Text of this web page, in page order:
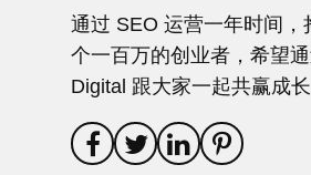
通过 SEO 运营一年时间，
个一百万的创业者，希望
Digital 跟大家一起共赢成长